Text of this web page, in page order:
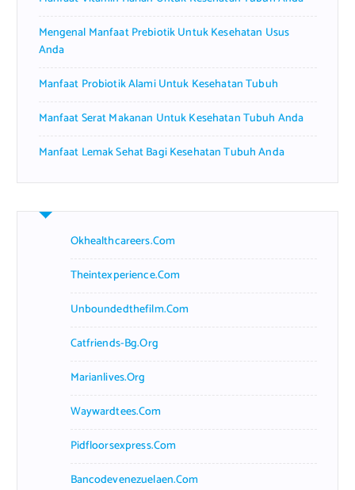
Mengenal Manfaat Prebiotik Untuk Kesehatan Usus
Anda
Manfaat Probiotik Alami Untuk Kesehatan Tubuh
Manfaat Serat Makanan Untuk Kesehatan Tubuh Anda
Manfaat Lemak Sehat Bagi Kesehatan Tubuh Anda
Okhealthcareers.com
Theintexperience.com
Unboundedthefilm.com
Catfriends-Bg.org
Marianlives.org
Waywardtees.com
Pidfloorsexpress.com
Bancodevenezuelaen.com